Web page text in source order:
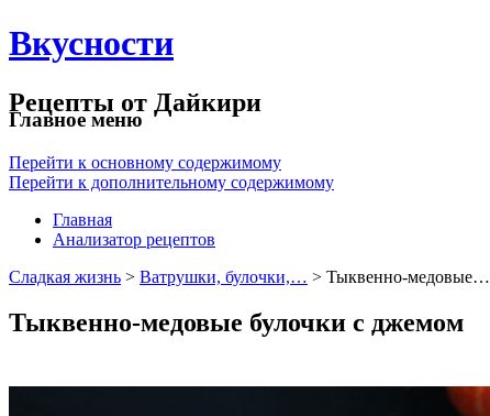
Вкусности
Рецепты от Дайкири
Главное меню
Перейти к основному содержимому
Перейти к дополнительному содержимому
Главная
Анализатор рецептов
Сладкая жизнь > Ватрушки, булочки,… > Тыквенно-медовые…
Тыквенно-медовые булочки с джемом